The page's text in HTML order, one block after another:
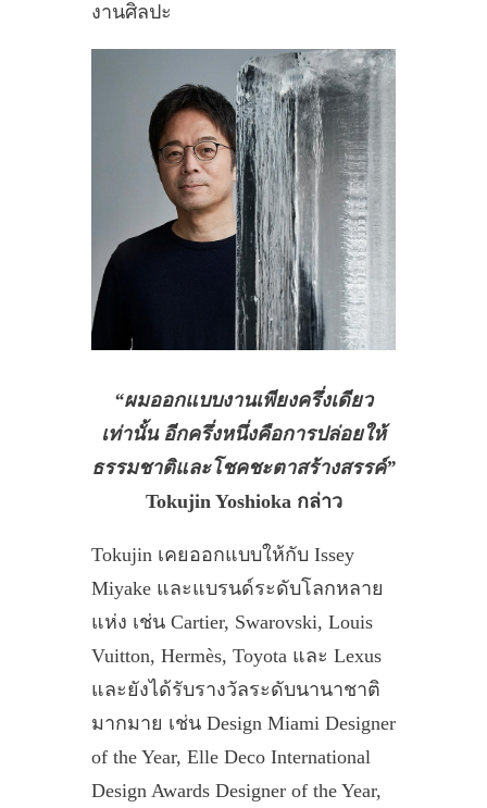
งานศิลปะ
“ผมออกแบบงานเพียงครึ่งเดียว
เท่านั้น อีกครึ่งหนึ่งคือการปล่อยให้
ธรรมชาติและโชคชะตาสร้างสรรค์”
Tokujin Yoshioka กล่าว
Tokujin เคยออกแบบให้กับ Issey
Miyake และแบรนด์ระดับโลกหลาย
แห่ง เช่น Cartier, Swarovski, Louis
Vuitton, Hermès, Toyota และ Lexus
และยังได้รับรางวัลระดับนานาชาติ
มากมาย เช่น Design Miami Designer
of the Year, Elle Deco International
Design Awards Designer of the Year,